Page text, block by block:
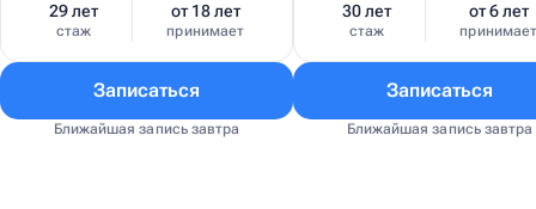
29 лет
стаж
от 18 лет
принимает
Записаться
Ближайшая запись завтра
30 лет
стаж
от 6 лет
принимает
Записаться
Ближайшая запись завтра